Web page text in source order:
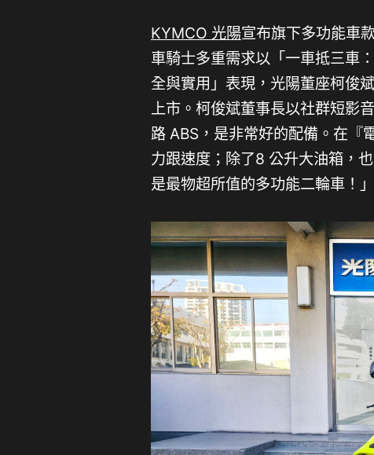
KYMCO 光陽宣布旗下多功能車
車騎士多重需求以「一車抵三車
全與實用」表現，光陽董座柯俊
上市。柯俊斌董事長以社群短影
路 ABS，是非常好的配備。在『
力跟速度；除了8 公升大油箱，
是最物超所值的多功能二輪車！」